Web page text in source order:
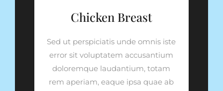
Chicken Breast
Sed ut perspiciatis unde omnis iste
error sit voluptatem accusantium
doloremque laudantium, totam
rem aperiam, eaque ipsa quae ab